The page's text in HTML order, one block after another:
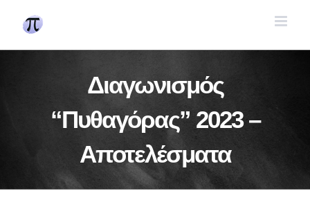
content
Διαγωνισμός
“Πυθαγόρας” 2023 –
Αποτελέσματα